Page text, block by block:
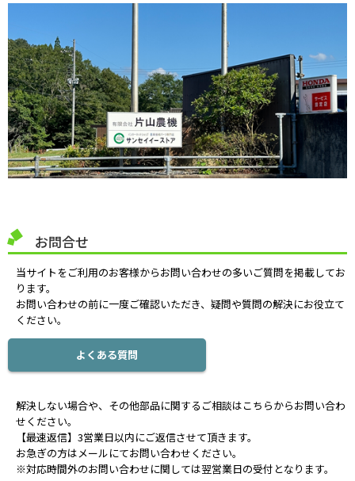
お問合せ
当サイトをご利用のお客様からお問い合わせの多いご質問を掲載してお
ります。
お問い合わせの前に一度ご確認いただき、疑問や質問の解決にお役立て
ください。
よくある質問
解決しない場合や、その他部品に関するご相談はこちらからお問い合わ
せください。
【最速返信】3営業日以内にご返信させて頂きます。
お急ぎの方はメールにてお問い合わせください。
※対応時間外のお問い合わせに関しては翌営業日の受付となります。